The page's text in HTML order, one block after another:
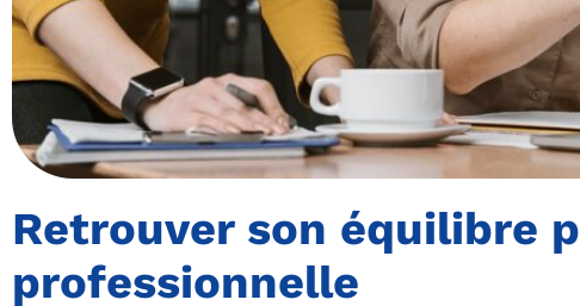
Retrouver son équilibre
professionnelle